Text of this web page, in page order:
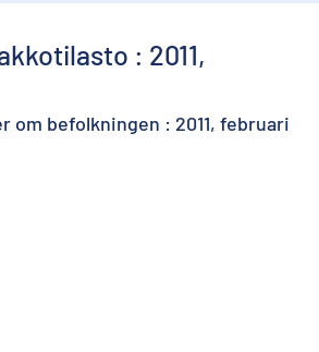
: 2011,
om befolkningen : 2011, februari